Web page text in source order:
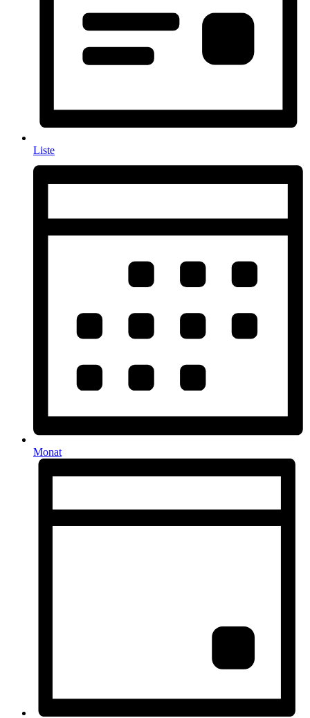
Liste
Monat